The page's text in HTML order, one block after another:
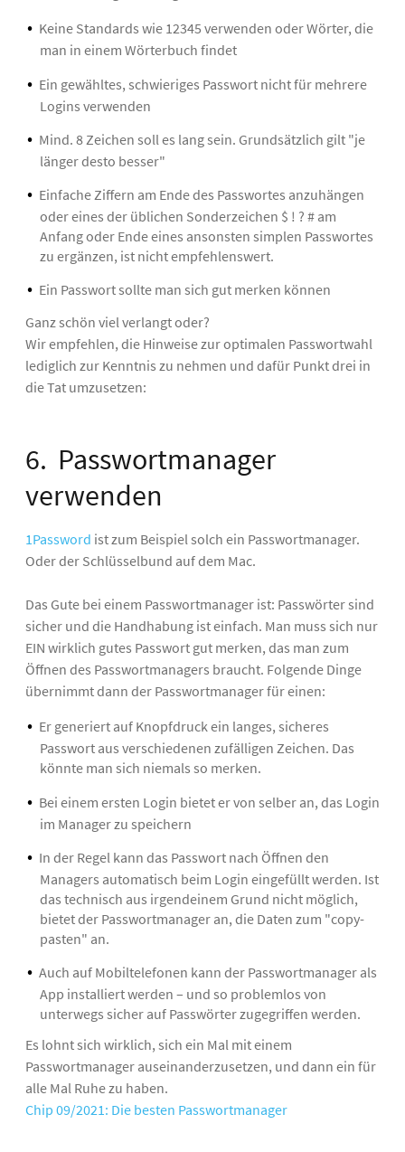
Keine Standards wie 12345 verwenden oder Wörter, die
man in einem Wörterbuch findet
Ein gewähltes, schwieriges Passwort nicht für mehrere
Logins verwenden
Mind. 8 Zeichen soll es lang sein. Grundsätzlich gilt "je
länger desto besser"
Einfache Ziffern am Ende des Passwortes anzuhängen
oder eines der üblichen Sonderzeichen $ ! ? # am
Anfang oder Ende eines ansonsten simplen Passwortes
zu ergänzen, ist nicht empfehlenswert.
Ein Passwort sollte man sich gut merken können
Ganz schön viel verlangt oder?
Wir empfehlen, die Hinweise zur optimalen Passwortwahl
lediglich zur Kenntnis zu nehmen und dafür Punkt drei in
die Tat umzusetzen:
6. Passwortmanager
verwenden
1Password ist zum Beispiel solch ein Passwortmanager.
Oder der Schlüsselbund auf dem Mac.
Das Gute bei einem Passwortmanager ist: Passwörter sind
sicher und die Handhabung ist einfach. Man muss sich nur
EIN wirklich gutes Passwort gut merken, das man zum
Öffnen des Passwortmanagers braucht. Folgende Dinge
übernimmt dann der Passwortmanager für einen:
Er generiert auf Knopfdruck ein langes, sicheres
Passwort aus verschiedenen zufälligen Zeichen. Das
könnte man sich niemals so merken.
Bei einem ersten Login bietet er von selber an, das Login
im Manager zu speichern
In der Regel kann das Passwort nach Öffnen den
Managers automatisch beim Login eingefüllt werden. Ist
das technisch aus irgendeinem Grund nicht möglich,
bietet der Passwortmanager an, die Daten zum "copy-
pasten" an.
Auch auf Mobiltelefonen kann der Passwortmanager als
App installiert werden – und so problemlos von
unterwegs sicher auf Passwörter zugegriffen werden.
Es lohnt sich wirklich, sich ein Mal mit einem
Passwortmanager auseinanderzusetzen, und dann ein für
alle Mal Ruhe zu haben.
Chip 09/2021: Die besten Passwortmanager